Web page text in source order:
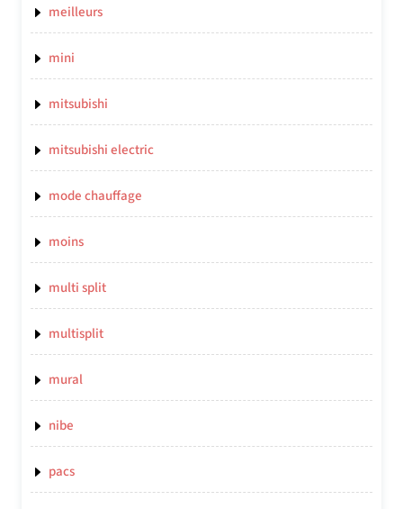
meilleurs
mini
mitsubishi
mitsubishi electric
mode chauffage
moins
multi split
multisplit
mural
nibe
pacs